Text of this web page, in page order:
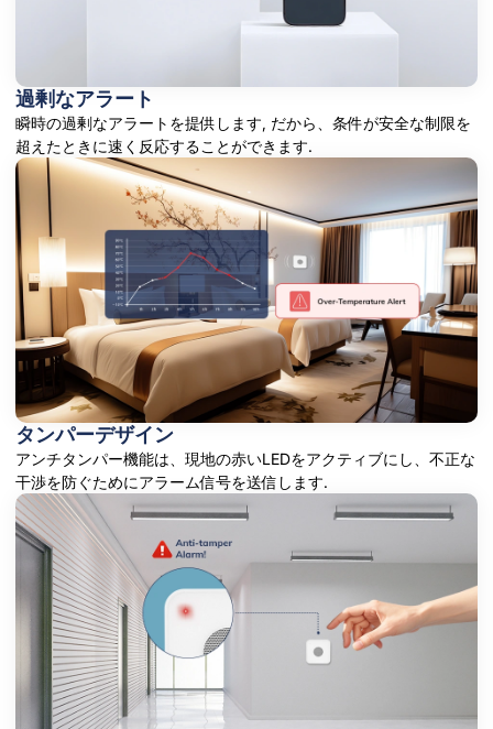
過剰なアラート
瞬時の過剰なアラートを提供します, だから、条件が安全な制限を
超えたときに速く反応することができます.
タンパーデザイン
アンチタンパー機能は、現地の赤いLEDをアクティブにし、不正な
干渉を防ぐためにアラーム信号を送信します.